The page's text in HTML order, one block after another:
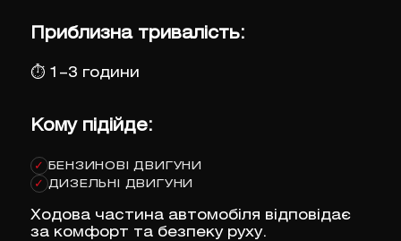
Приблизна тривалість:
⏱ 1–3 години
Кому підійде:
✓ БЕНЗИНОВІ ДВИГУНИ
✓ ДИЗЕЛЬНІ ДВИГУНИ
Ходова частина автомобіля відповідає
за комфорт та безпеку руху.